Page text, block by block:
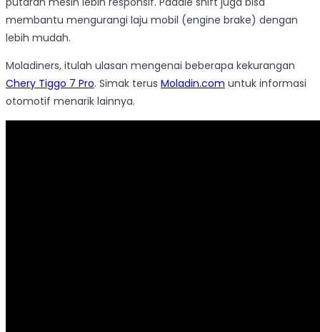
membantu mengurangi laju mobil (engine brake) dengan
lebih mudah.
Moladiners, itulah ulasan mengenai beberapa kekurangan
Chery Tiggo 7 Pro. Simak terus Moladin.com untuk informasi
otomotif menarik lainnya.